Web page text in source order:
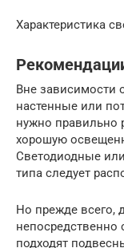
Характеристика
Вне зависимости
настенные или
нужно правильно
хорошую
Светодиодные
типа следует
Но прежде всего,
подходят